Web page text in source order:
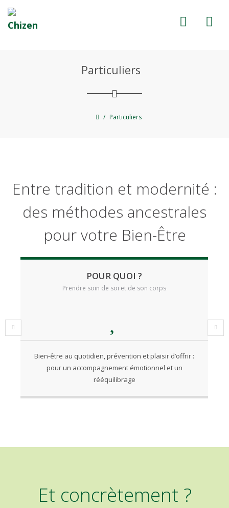
Particuliers
/ Particuliers
Entre tradition et modernité :
des méthodes ancestrales
pour votre Bien-Être
POUR QUOI ?
Prendre soin de soi et de son corps
Bien-être au quotidien, prévention et plaisir d’offrir :
pour un accompagnement émotionnel et un
rééquilibrage
Et concrètement ?